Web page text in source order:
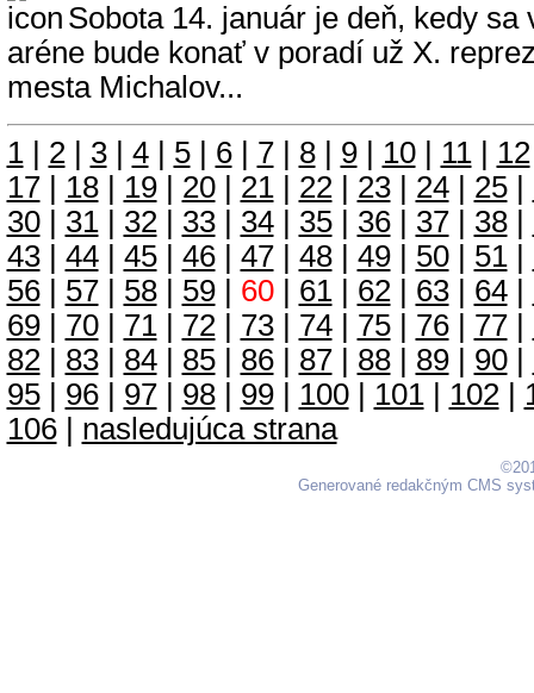
Sobota 14. január je deň, kedy sa
aréne bude konať v poradí už X.
mesta Michalov...
1| 2| 3| 4| 5| 6| 7| 8| 9| 10| 11| 12
17| 18| 19| 20| 21| 22| 23| 24| 25|
30| 31| 32| 33| 34| 35| 36| 37| 38|
43| 44| 45| 46| 47| 48| 49| 50| 51|
56| 57| 58| 59| 60| 61| 62| 63| 64|
69| 70| 71| 72| 73| 74| 75| 76| 77|
82| 83| 84| 85| 86| 87| 88| 89| 90|
95| 96| 97| 98| 99| 100| 101| 102|
106| nasledujúca strana
Generované redakčným CMS